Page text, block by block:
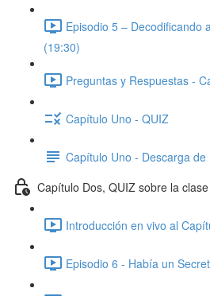
Episodio 5 – Decodificando
(19:30)
Preguntas y Respuestas -
Capítulo Uno - QUIZ
Capítulo Uno - Descarga de
Capítulo Dos, QUIZ sobre la
Introducción en vivo al
Episodio 6 - Había un